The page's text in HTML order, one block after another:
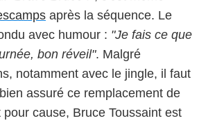
après la séquence. Le
avec humour : "Je fais ce que
bon réveil". Malgré
notamment avec le jingle, il faut
assuré ce remplacement de
cause, Bruce Toussaint est